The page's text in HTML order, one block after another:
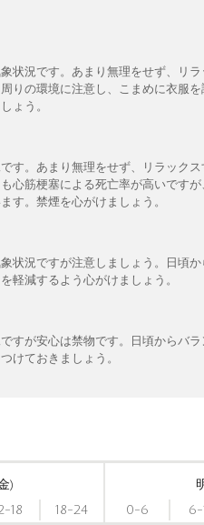
状況です。あまり無理をせず、リラ
りの環境に注意し、こまめに衣服
ょう。
す。あまり無理をせず、リラックス
心筋梗塞による死亡率が高いです
す。禁煙を心がけましょう。
状況ですが注意しましょう。日頃
軽減するよう心がけましょう。
すが安心は禁物です。日頃からバ
けておきましょう。
)
18 18-24
0-6
6-